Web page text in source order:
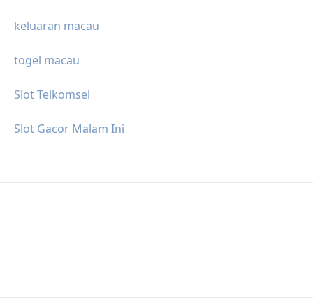
keluaran macau
togel macau
Slot Telkomsel
Slot Gacor Malam Ini